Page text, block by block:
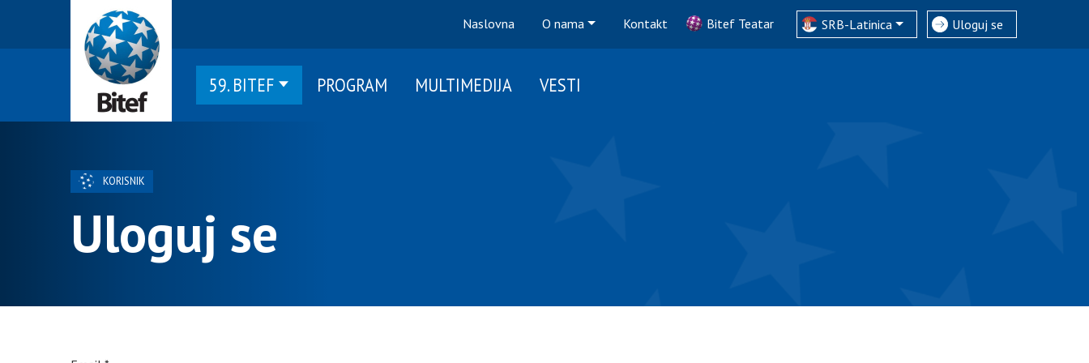
Naslovna O nama Kontakt Bitef Teatar SRB-Latinica Uloguj se
59. BITEF PROGRAM MULTIMEDIJA VESTI
KORISNIK
Uloguj se